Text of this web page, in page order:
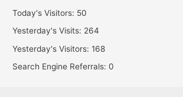
Today's Visitors: 50
Yesterday's Visits: 264
Yesterday's Visitors:168
Search Engine Referrals:0